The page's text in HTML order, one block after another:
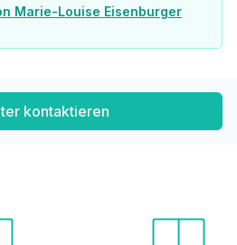
Marie-Louise Eisenburger
kontaktieren